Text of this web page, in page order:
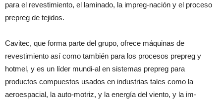
para el revestimiento, el laminado, la impreg-nación y el proceso
prepreg de tejidos.
Cavitec, que forma parte del grupo, ofrece máquinas de
revestimiento así como también para los procesos prepreg y
hotmel, y es un líder mundi-al en sistemas prepreg para
productos compuestos usados en industrias tales como la
aeroespacial, la auto-motriz, y la energía del viento, y la im-